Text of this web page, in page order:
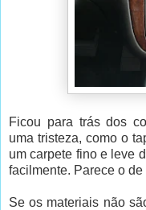
Ficou para trás dos
uma tristeza, como o
um carpete fino e leve
facilmente. Parece o
Se os materiais não